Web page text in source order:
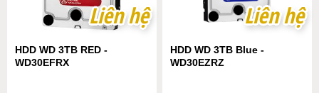
Liên hệ
Liên hệ
HDD WD 3TB RED -
WD30EFRX
Liên hệ
Liên hệ
HDD WD 3TB Blue -
WD30EZRZ